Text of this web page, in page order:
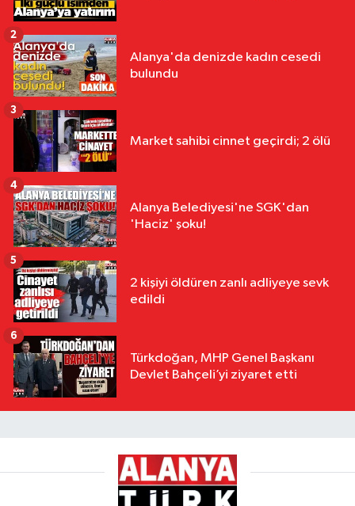
Alanya'da denizde kadın cesedi
bulundu
2
Market sahibi cinnet geçirdi; 2 ölü
3
Alanya Belediyesi'ne SGK'dan
'Haciz' şoku!
4
2 kişiyi öldüren zanlı adliyeye sevk
edildi
5
Türkdoğan, MHP Genel Başkanı
Devlet Bahçeli’yi ziyaret etti
6